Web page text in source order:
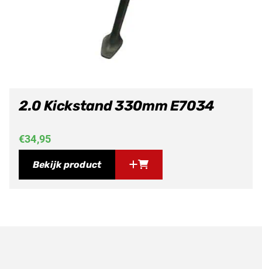
2.0 Kickstand 330mm E7034
€34,95
Bekijk product